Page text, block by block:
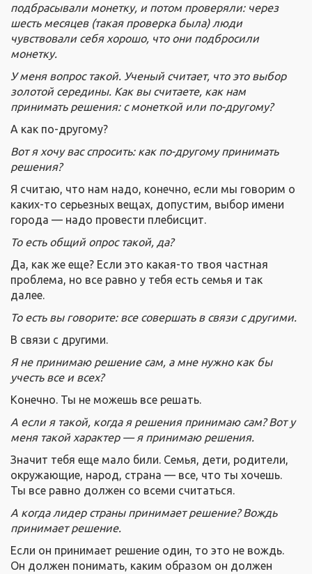
подбрасывали монетку, и потом проверяли: через
шесть месяцев (такая проверка была) люди
чувствовали себя хорошо, что они подбросили
монетку.
У меня вопрос такой. Ученый считает, что это выбор
золотой середины. Как вы считаете, как нам
принимать решения: с монеткой или по-другому?
А как по-другому?
Вот я хочу вас спросить: как по-другому принимать
решения?
Я считаю, что нам надо, конечно, если мы говорим о
каких-то серьезных вещах, допустим, выбор имени
города — надо провести плебисцит.
То есть общий опрос такой, да?
Да, как же еще? Если это какая-то твоя частная
проблема, но все равно у тебя есть семья и так
далее.
То есть вы говорите: все совершать в связи с другими.
В связи с другими.
Я не принимаю решение сам, а мне нужно как бы
учесть все и всех?
Конечно. Ты не можешь все решать.
А если я такой, когда я решения принимаю сам? Вот у
меня такой характер — я принимаю решения.
Значит тебя еще мало били. Семья, дети, родители,
окружающие, народ, страна — все, что ты хочешь.
Ты все равно должен со всеми считаться.
А когда лидер страны принимает решение? Вождь
принимает решение.
Если он принимает решение один, то это не вождь.
Он должен понимать, каким образом он должен